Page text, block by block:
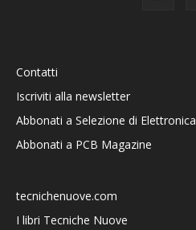
Contatti
Iscriviti alla newsletter
Abbonati a Selezione di Elettronica
Abbonati a PCB Magazine
tecnichenuove.com
I libri Tecniche Nuove